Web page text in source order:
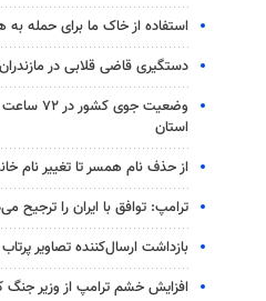
استفاده از خاک ما برای حمله
دستگیری قاضی قلابی در مازندران
استان
از حذف نام همسر تا تغییر نام
ترامپ: توافق با ایران را ترجیح
بازداشت ارسال‌کننده تصاویر
افزایش خشم ترامپ از وزیر جنگ